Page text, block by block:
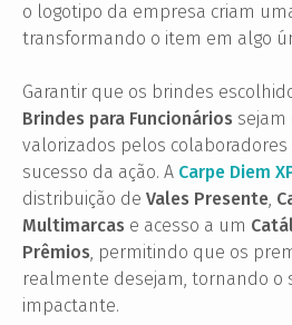
o logotipo da empresa criam
transformando o item em algo
Garantir que os brindes
Brindes para Funcionários sejam
valorizados pelos colaboradores
sucesso da ação. A Carpe Diem
distribuição de Vales Presente,
Multimarcas e acesso a um
Prêmios, permitindo que os
realmente desejam, tornando o
impactante.